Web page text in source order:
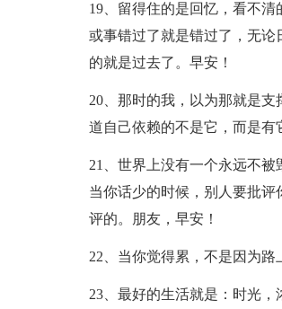
19、留得住的是回忆，看不
或事错过了就是错过了，无
的就是过去了。早安！
20、那时的我，以为那就是
道自己依赖的不是它，而是有
21、世界上没有一个永远不
当你话少的时候，别人要批
评的。朋友，早安！
22、当你觉得累，不是因为
23、最好的生活就是：时光，